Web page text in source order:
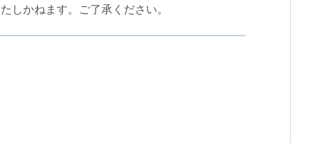
しかねます。ご了承ください。